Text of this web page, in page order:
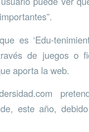
es ‘Edu-
de juegos o
aporta la web.
este año,